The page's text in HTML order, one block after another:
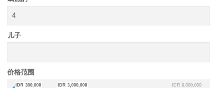
儿子
价格范围
IDR 9,000,000
IDR 300,000 IDR 3,000,000